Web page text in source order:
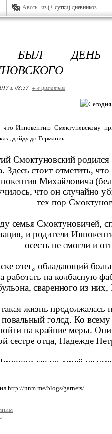
Авось из (+ сутки) дневников
БЫЛ ДЕНЬ
г. 08:57 + в цитатник
что Иннокентию Смоктуновскому
дойдя до Германии.
Смоктуновский родился
Здесь стоит отметить,
Михайловича
что он случайно
тех пор
семья Смоктуновичей,
и родители
осесть не смогли и
отец, обладающий
работать на колбасную
сваренного из
жизнь продолжалась
голод. Ко всему
на крайние меры.
сестре отца, Надежде
своих детей не
это был поистине
здорово били меня по
http://nnm.me/blogs/garners/